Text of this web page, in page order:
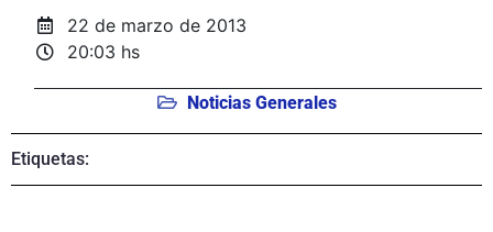
22 de marzo de 2013
20:03 hs
Noticias Generales
Etiquetas: